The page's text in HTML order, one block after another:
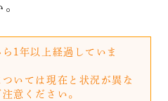
1年以上経過していま
いては現在と状況が異な
意ください。